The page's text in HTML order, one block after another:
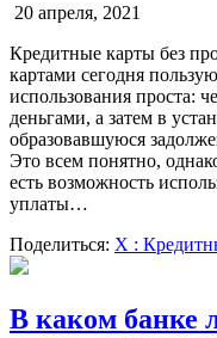
20 апреля, 2021
Кредитные карты без
картами сегодня
использования проста:
деньгами, а затем в
образовавшуюся
Это всем понятно,
есть возможность
уплаты…
Поделиться: X :
В каком банке